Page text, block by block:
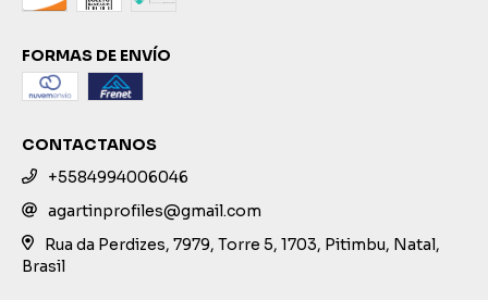
FORMAS DE ENVÍO
CONTACTANOS
+5584994006046
agartinprofiles@gmail.com
Rua da Perdizes, 7979, Torre 5, 1703, Pitimbu, Natal,
Brasil